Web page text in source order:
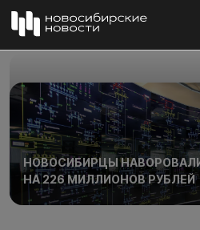
НОВОСИБИРЦЫ
НА 226 МИЛЛИОНОВ РУБЛЕЙ